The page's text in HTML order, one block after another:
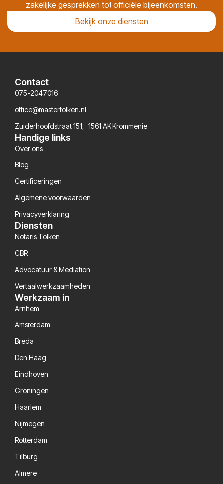
zakelijke gesprekken tot officiële bijeenkomsten.
Bekijk onze diensten
Contact
075-2047016
office@mastertolken.nl
Zuiderhoofdstraat 151, 1561 AK Krommenie
Handige links
Over ons
Blog
Certificeringen
Algemene voorwaarden
Privacyverklaring
Diensten
Notaris Tolken
CBR
Advocatuur & Mediation
Vertaalwerkzaamheden
Werkzaam in
Arnhem
Amsterdam
Breda
Den Haag
Eindhoven
Groningen
Haarlem
Nijmegen
Rotterdam
Tilburg
Almere